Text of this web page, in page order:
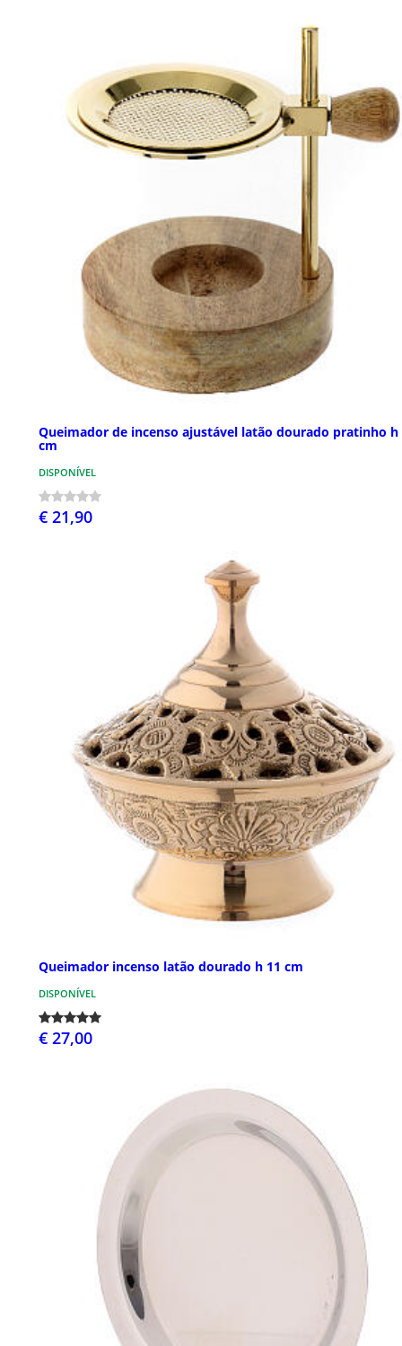
Queimador de incenso ajustável latão dourado pratinho h
cm
DISPONÍVEL
€ 21,90
Queimador incenso latão dourado h 11 cm
DISPONÍVEL
€ 27,00